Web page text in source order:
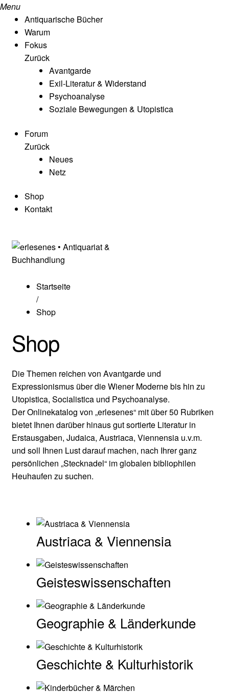
Menu
Antiquarische Bücher
Warum
Fokus
Zurück
Avantgarde
Exil-Literatur & Widerstand
Psychoanalyse
Soziale Bewegungen & Utopistica
Forum
Zurück
Neues
Netz
Shop
Kontakt
Startseite
/
Shop
Shop
Die Themen reichen von Avantgarde und
Expressionismus über die Wiener Moderne bis hin zu
Utopistica, Socialistica und Psychoanalyse.
Der Onlinekatalog von „erlesenes“ mit über 50 Rubriken
bietet Ihnen darüber hinaus gut sortierte Literatur in
Erstausgaben, Judaica, Austriaca, Viennensia u.v.m.
und soll Ihnen Lust darauf machen, nach Ihrer ganz
persönlichen „Stecknadel“ im globalen bibliophilen
Heuhaufen zu suchen.
Austriaca & Viennensia
Geisteswissenschaften
Geographie & Länderkunde
Geschichte & Kulturhistorik